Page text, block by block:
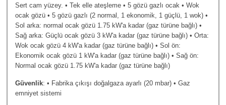
Sert cam yüzey. • Tek elle ateşleme • 5 gözü gazlı ocak • Wok
ocak gözü • 5 gözü gazlı (2 normal, 1 ekonomik, 1 güçlü, 1 wok) •
Sol arka: normal ocak gözü 1.75 kW'a kadar (gaz türüne bağlı) •
Sağ arka: Güçlü ocak gözü 3 kW'a kadar (gaz türüne bağlı) • Orta:
Wok ocak gözü 4 kW'a kadar (gaz türüne bağlı) • Sol ön:
Ekonomik ocak gözü 1 kW'a kadar (gaz türüne bağlı) • Sağ ön:
Normal ocak gözü 1.75 kW'a kadar (gaz türüne bağlı)
Güvenlik: • Fabrika çıkışı doğalgaza ayarlı (20 mbar) • Gaz
emniyet sistemi